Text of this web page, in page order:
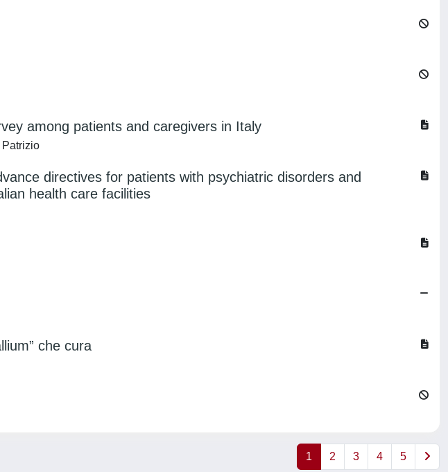
among patients and caregivers in Italy
Patrizio
directives for patients with psychiatric disorders and
health care facilities
che cura
1 2 3 4 5